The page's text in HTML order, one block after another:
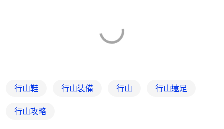
行山鞋 行山裝備 行山 行山遠足
行山攻略